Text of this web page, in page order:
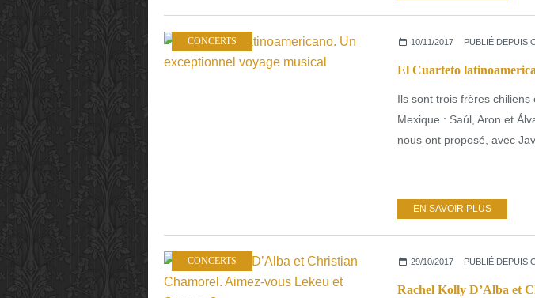
CONCERTS 10/11/2017 PUBLIÉ DEPUIS
Ils sont trois frères chiliens
Mexique : Saúl, Aron et
nous ont proposé, avec
EN SAVOIR PLUS
CONCERTS 29/10/2017 PUBLIÉ DEPUIS